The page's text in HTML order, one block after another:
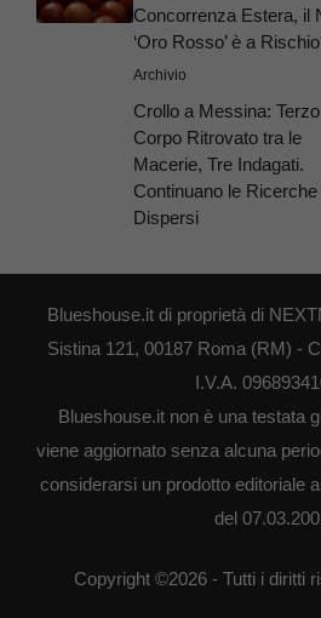
Concorrenza Estera, il
‘Oro Rosso’ è a
Archivio
Crollo a Messina: Terzo
Corpo Ritrovato tra le
Macerie, Tre Indagati.
Continuano le Ricerche
Dispersi
Blueshouse.it di proprietà di
Sistina 121, 00187 Roma (RM) -
I.V.A.
Blueshouse.it non è una testata
viene aggiornato senza alcuna
considerarsi un prodotto editoriale
del
Copyright ©2026 - Tutti i diritti